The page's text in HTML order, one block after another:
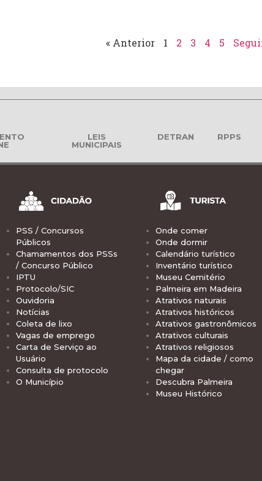
« Anterior 1 2 3 4 5
LEIS
MUNICIPAIS
DETRAN RPPS
PSS / Concursos
Públicos
Chamamentos dos PSSs
/ Concurso Público
IPTU
Protocolo/SIC
Ouvidoria
Notícias
Coleta de lixo
Vagas de emprego
Carta de Serviço ao
Usuário
Consulta de protocolo
O Município
Onde comer
Onde dormir
Calendário turístico
Inventário turístico
Museu Cemitério
Palmeira em Madeira
Atrativos naturais
Atrativos históricos
Atrativos gastronômicos
Atrativos culturais
Atrativos religiosos
Mapa da cidade / como
chegar
Descubra Palmeira
Museu Histórico